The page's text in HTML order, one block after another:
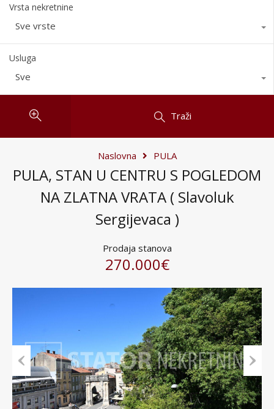
Vrsta nekretnine
Sve vrste
Usluga
Sve
Traži
Naslovna PULA
PULA, STAN U CENTRU S POGLEDOM
NA ZLATNA VRATA ( Slavoluk
Sergijevaca )
Prodaja stanova
270.000€
Previous Next